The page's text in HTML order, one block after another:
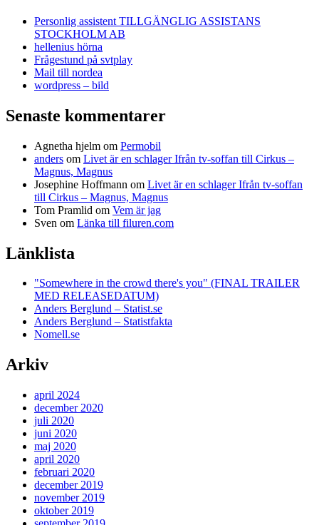
Personlig assistent TILLGÄNGLIG ASSISTANS
STOCKHOLM AB
hellenius hörna
Frågestund på svtplay
Mail till nordea
wordpress – bild
Senaste kommentarer
Agnetha hjelm om Permobil
anders om Livet är en schlager Ifrån tv-soffan till Cirkus –
Magnus, Magnus
Josephine Hoffmann om Livet är en schlager Ifrån tv-soffan
till Cirkus – Magnus, Magnus
Tom Pramlid om Vem är jag
Sven om Länka till filuren.com
Länklista
"Somewhere in the crowd there's you" (FINAL TRAILER
MED RELEASEDATUM)
Anders Berglund – Statist.se
Anders Berglund – Statistfakta
Nomell.se
Arkiv
april 2024
december 2020
juli 2020
juni 2020
maj 2020
april 2020
februari 2020
december 2019
november 2019
oktober 2019